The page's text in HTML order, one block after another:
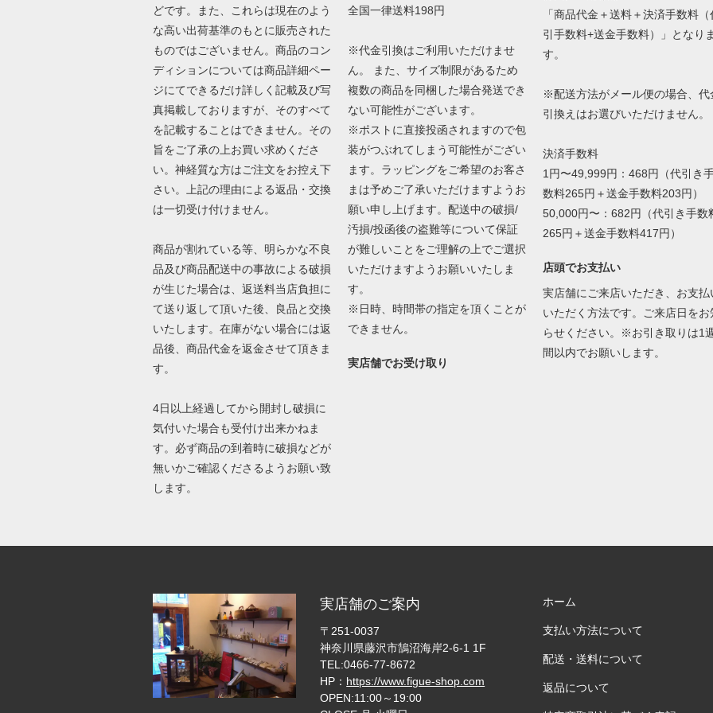
どです。また、これらは現在のよう
な高い出荷基準のもとに販売された
ものではございません。商品のコン
ディションについては商品詳細ペー
ジにてできるだけ詳しく記載及び写
真掲載しておりますが、そのすべて
を記載することはできません。その
旨をご了承の上お買い求めくださ
い。神経質な方はご注文をお控え下
さい。上記の理由による返品・交換
は一切受け付けません。
商品が割れている等、明らかな不良
品及び商品配送中の事故による破損
が生じた場合は、返送料当店負担に
て送り返して頂いた後、良品と交換
いたします。在庫がない場合には返
品後、商品代金を返金させて頂きま
す。
4日以上経過してから開封し破損に
気付いた場合も受付け出来かねま
す。必ず商品の到着時に破損などが
無いかご確認くださるようお願い致
します。
全国一律送料198円
※代金引換はご利用いただけませ
ん。 また、サイズ制限があるため
複数の商品を同梱した場合発送でき
ない可能性がございます。
※ポストに直接投函されますので包
装がつぶれてしまう可能性がござい
ます。ラッピングをご希望のお客さ
まは予めご了承いただけますようお
願い申し上げます。配送中の破損/
汚損/投函後の盗難等について保証
が難しいことをご理解の上でご選択
いただけますようお願いいたしま
す。
※日時、時間帯の指定を頂くことが
できません。
実店舗でお受け取り
「商品代金＋送料＋決済手数料（
引手数料+送金手数料）」となりま
す。
※配送方法がメール便の場合、代
引換えはお選びいただけません。
決済手数料
1円〜49,999円：468円（代引き
数料265円＋送金手数料203円）
50,000円〜：682円（代引き手数
265円＋送金手数料417円）
店頭でお支払い
実店舗にご来店いただき、お支払
いただく方法です。ご来店日をお
らせください。※お引き取りは1週
間以内でお願いします。
実店舗のご案内
〒251-0037
神奈川県藤沢市鵠沼海岸2-6-1 1F
TEL:0466-77-8672
HP： https://www.figue-shop.com
OPEN:11:00～19:00
ホーム
支払い方法について
配送・送料について
返品について